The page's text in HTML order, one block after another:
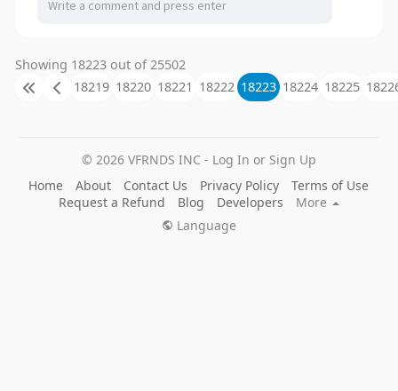
Showing 18223 out of 25502
18219 18220 18221 18222 18223 18224 18225
© 2026 VFRNDS INC - Log In or Sign Up
Home
About Contact Us Privacy Policy
Terms of Use
Request a Refund
Blog Developers
More
Language